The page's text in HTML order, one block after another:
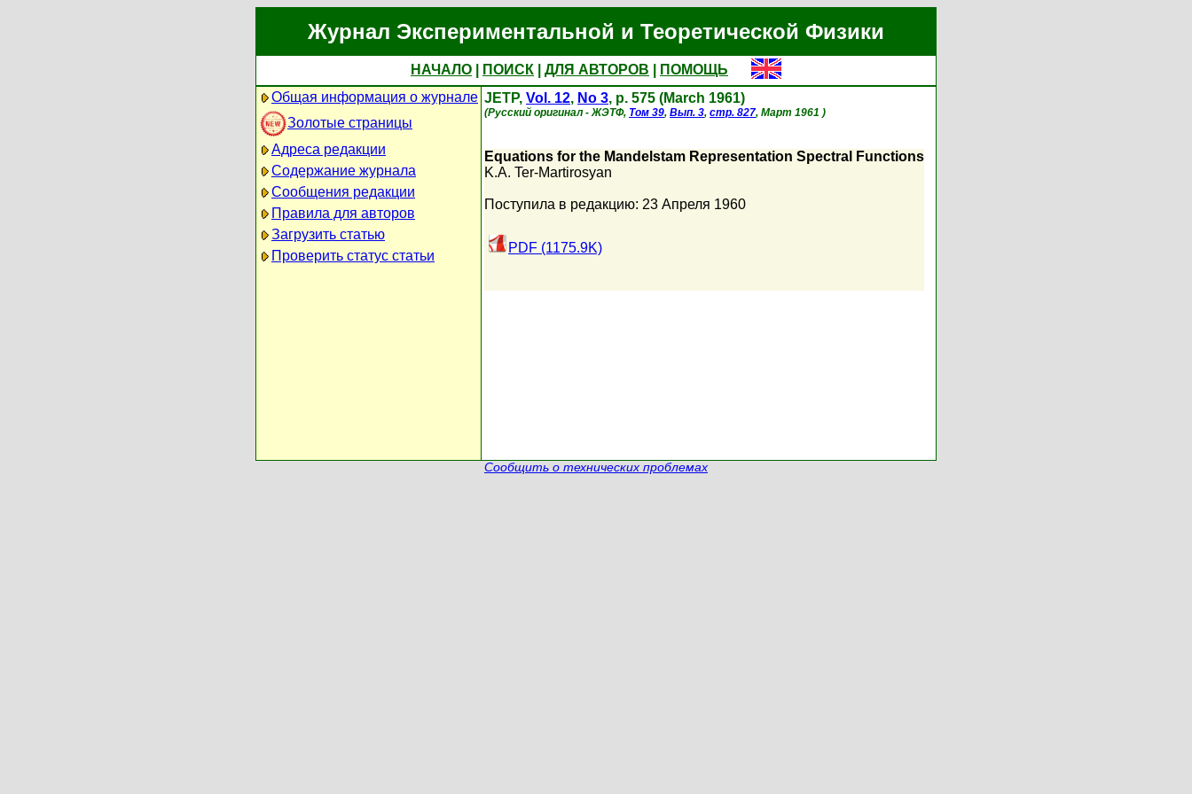
Журнал Экспериментальной и Теоретической Физики
НАЧАЛО ПОИСК ДЛЯ АВТОРОВ
ПОМОЩЬ
Общая информация о журнале
Золотые страницы
Адреса редакции
Содержание журнала
Сообщения редакции
Правила для авторов
Загрузить статью
Проверить статус статьи
JETP, Vol. 12, No 3, p. 575 (March 1961)
(Русский оригинал - ЖЭТФ, Том 39, Вып. 3, стр. 827, Март 1961 )
Equations for the Mandelstam Representation Spectral Functions
K.A. Ter-Martirosyan
Поступила в редакцию: 23 Апреля 1960
PDF (1175.9K)
Сообщить о технических проблемах